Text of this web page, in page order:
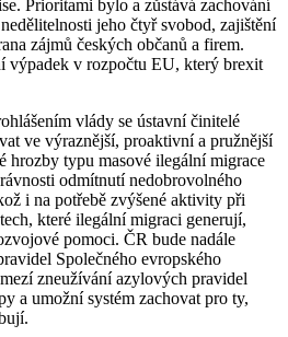
Prioritami bylo a zůstává zachování
jeho čtyř svobod, zajištění
zájmů českých občanů a firem.
výpadek v rozpočtu EU, který brexit
vlády se ústavní činitelé
ve výraznější, proaktivní a pružnější
hrozby typu masové ilegální migrace
odmítnutí nedobrovolného
i na potřebě zvýšené aktivity při
které ilegální migraci generují,
pomoci. ČR bude nadále
Společného evropského
zneužívání azylových pravidel
a umožní systém zachovat pro ty,